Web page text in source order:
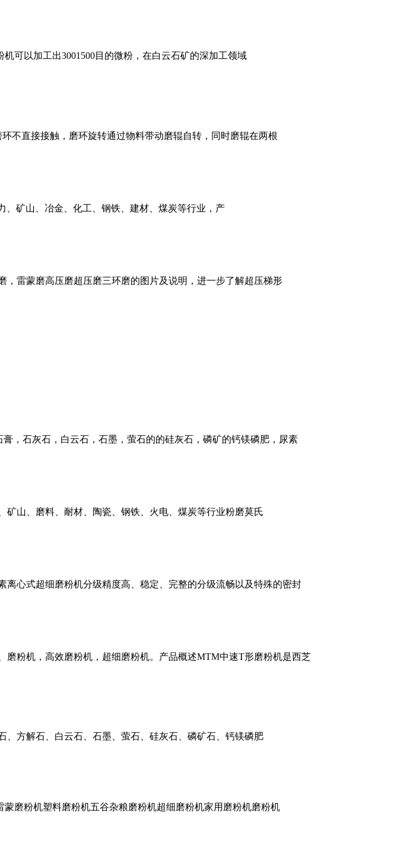
可以加工出3001500目的微粉，在白云石矿的深加工领域
不直接接触，磨环旋转通过物料带动磨辊自转，同时磨辊在两根
、矿山、冶金、化工、钢铁、建材、煤炭等行业，产
雷蒙磨高压磨超压磨三环磨的图片及说明，进一步了解超压梯形
，石灰石，白云石，石墨，萤石的的硅灰石，磷矿的钙镁磷肥，尿素
山、磨料、耐材、陶瓷、钢铁、火电、煤炭等行业粉磨莫氏
心式超细磨粉机分级精度高、稳定、完整的分级流畅以及特殊的密封
磨粉机，高效磨粉机，超细磨粉机。产品概述MTM中速T形磨粉机是西芝
、方解石、白云石、石墨、萤石、硅灰石、磷矿石、钙镁磷肥
磨粉机塑料磨粉机五谷杂粮磨粉机超细磨粉机家用磨粉机磨粉机